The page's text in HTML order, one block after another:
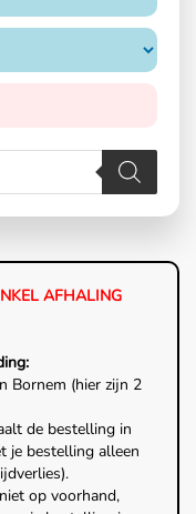
AFHALING
Bornem (hier zijn 2
de bestelling in
je bestelling alleen
op voorhand,